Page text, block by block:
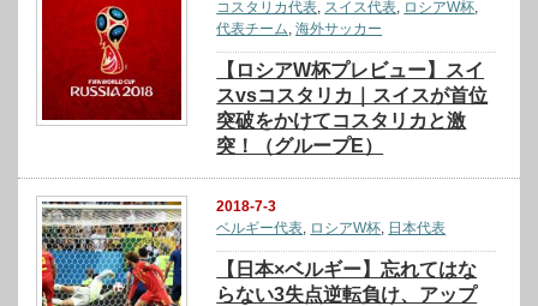
コスタリカ代表 スイス代表 ロシアW杯
代表チーム ,海外サッカー
【ロシアW杯プレビュー】スイ
スvsコスタリカ｜スイスが首位
突破をかけてコスタリカと激
突！（グループE）
2018-7-3
ベルギー代表 ロシアW杯 日本代表
【日本×ベルギー】忘れてはな
らない3失点逆転負け、アップ